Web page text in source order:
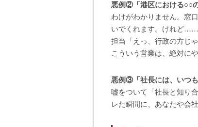
悪例②「港区における○○
わけがわかりません。窓
いでくれます。けれど……
担当「えっ、行政の方じ
こういう営業は、絶対に
悪例③「社長には、いつ
嘘をついて「社長と知り
レた瞬間に、あなたや会